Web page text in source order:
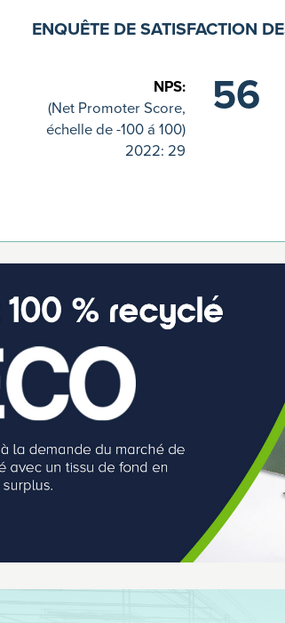
ENQUÊTE DE SATISFACTION
NPS:
(Net Promoter Score,
échelle de -100 á 100)
2022: 29
56